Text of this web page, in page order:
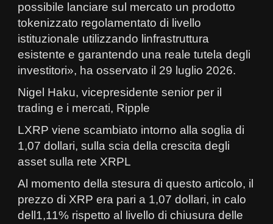
possibile lanciare sul mercato un prodotto
tokenizzato regolamentato di livello
istituzionale utilizzando linfrastruttura
esistente e garantendo una reale tutela degli
investitori», ha osservato il 29 luglio 2026.
Nigel Haku, vicepresidente senior per il
trading e i mercati, Ripple
LXRP viene scambiato intorno alla soglia di
1,07 dollari, sulla scia della crescita degli
asset sulla rete XRPL
Al momento della stesura di questo articolo, il
prezzo di XRP era pari a 1,07 dollari, in calo
dell1,11% rispetto al livello di chiusura delle